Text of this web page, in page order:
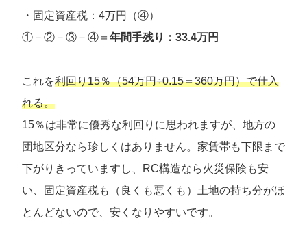
・固定資産税：4万円（④）
①－②－③－④＝ 年間手残り：33.4万円
これを利回り15％（54万円÷0.15＝360万円）で仕入
れる。
15％は非常に優秀な利回りに思われますが、地方の
団地区分なら珍しくはありません。家賃帯も下限まで
下がりきっていますし、RC構造なら火災保険も安
い、固定資産税も（良くも悪くも）土地の持ち分がほ
とんどないので、安くなりやすいです。